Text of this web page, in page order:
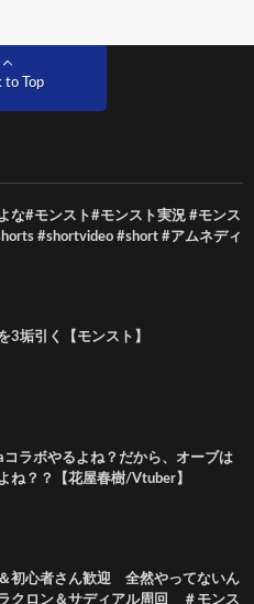
to Top
な#モンスト#モンスト実況 #モンス
#shortvideo #short #アムネディ
3垢引く【モンスト】
コラボやるよね？だから、オーブは
ね？？【花屋春樹/Vtuber】
＆初心者さん歓迎 全然やってないん
クロン＆サディアル周回 ＃モンス